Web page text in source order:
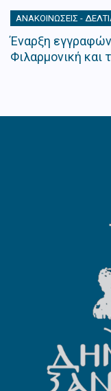
ΑΝΑΚΟΙΝΏΣΕΙΣ -
Έναρξη
Φιλαρμονική και